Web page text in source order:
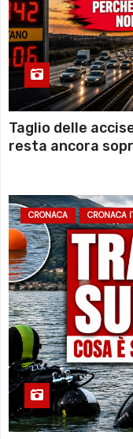
Taglio delle
resta ancora
CRONACA CRONACA